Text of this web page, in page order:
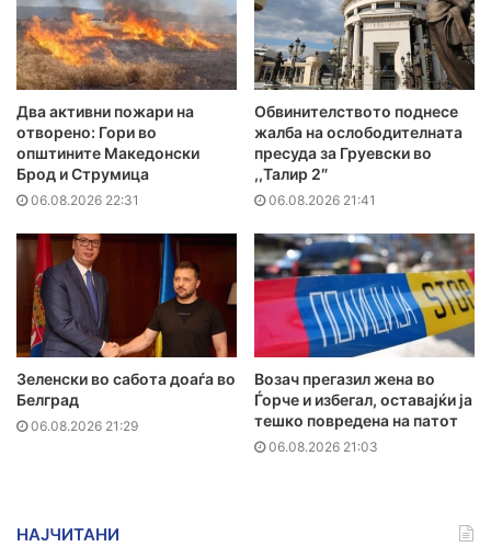
Два активни пожари на
отворено: Гори во
општините Македонски
Брод и Струмица
06.08.2026 22:31
Обвинителството поднесе
жалба на ослободителната
пресуда за Груевски во
,,Талир 2″
06.08.2026 21:41
Зеленски во сабота доаѓа во
Белград
06.08.2026 21:29
Возач прегазил жена во
Ѓорче и избегал, оставајќи ја
тешко повредена на патот
06.08.2026 21:03
НАЈЧИТАНИ